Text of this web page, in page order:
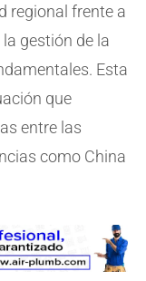
regional frente a
gestión de la
Esta
que
entre las
como China